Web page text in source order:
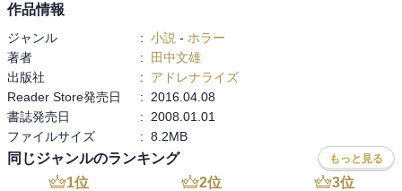
作品情報
ジャンル : 小説 - ホラー
著者
:
田中文雄
出版社
:
アドレナライズ
Reader Store発売日
:
2016.04.08
書誌発売日
:
2008.01.01
ファイルサイズ
: 8.2MB
同じジャンルのランキング もっと見る
1位 2位 3位